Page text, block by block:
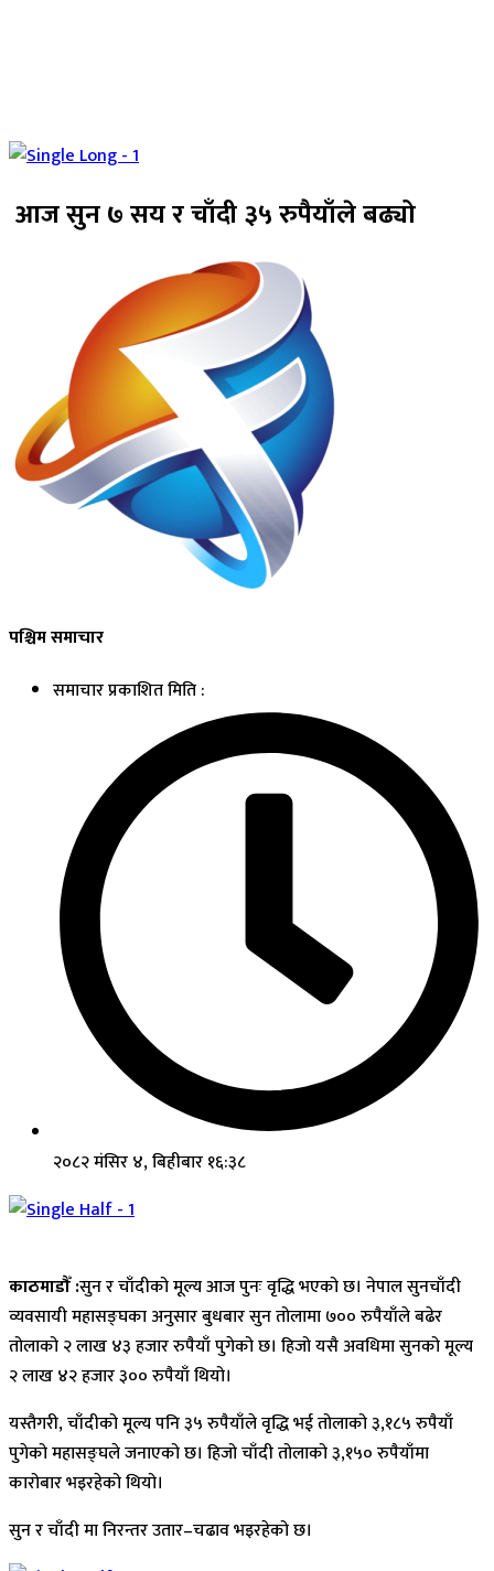
आज सुन ७ सय र चाँदी ३५ रुपैयाँले बढ्यो
पश्चिम समाचार
समाचार प्रकाशित मिति :
२०८२ मंसिर ४, बिहीबार १६:३८
काठमाडौँ :सुन र चाँदीको मूल्य आज पुनः वृद्धि भएको छ। नेपाल सुनचाँदी
व्यवसायी महासङ्घका अनुसार बुधबार सुन तोलामा ७०० रुपैयाँले बढेर
तोलाको २ लाख ४३ हजार रुपैयाँ पुगेको छ। हिजो यसै अवधिमा सुनको मूल्य
२ लाख ४२ हजार ३०० रुपैयाँ थियो।
यस्तैगरी, चाँदीको मूल्य पनि ३५ रुपैयाँले वृद्धि भई तोलाको ३,१८५ रुपैयाँ
पुगेको महासङ्घले जनाएको छ। हिजो चाँदी तोलाको ३,१५० रुपैयाँमा
कारोबार भइरहेको थियो।
सुन र चाँदी मा निरन्तर उतार–चढाव भइरहेको छ।